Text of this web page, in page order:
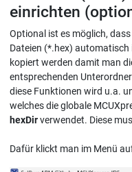
einrichten
Optional ist es möglich,
Dateien (*.hex)
kopiert werden damit man
entsprechenden
diese Funktionen wird u.a.
welches die globale
hexDirverwendet. Diese
Dafür klickt man im Menü